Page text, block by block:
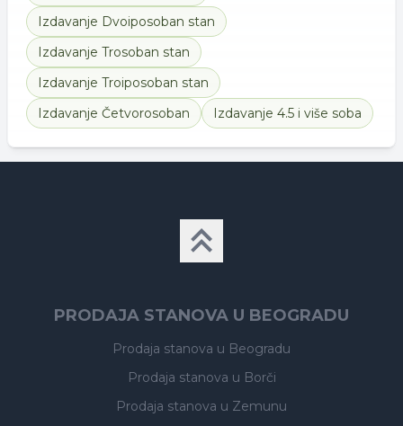
Izdavanje Dvoiposoban stan
Izdavanje Trosoban stan
Izdavanje Troiposoban stan
Izdavanje Četvorosoban Izdavanje 4.5 i više soba
PRODAJA STANOVA U BEOGRADU
Prodaja stanova u Beogradu
Prodaja stanova u Borči
Prodaja stanova u Zemunu